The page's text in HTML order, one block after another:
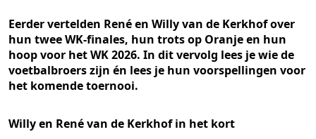
Eerder vertelden René en Willy van de Kerkhof over
hun twee WK-finales, hun trots op Oranje en hun
hoop voor het WK 2026. In dit vervolg lees je wie de
voetbalbroers zijn én lees je hun voorspellingen voor
het komende toernooi.
Willy en René van de Kerkhof in het kort